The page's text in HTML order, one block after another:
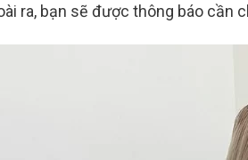
ra, bạn sẽ được thông báo